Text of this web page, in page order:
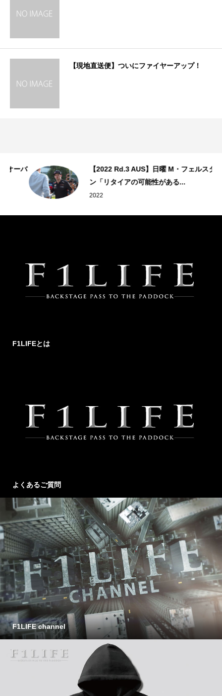
【現地直送便】ついにファイヤーアップ！
【2022 Rd.3 AUS】日曜 M・フェルスタッペ
ン「リタイアの可能性がある...
2022
F1LIFEとは
よくあるご質問
F1LIFE channel